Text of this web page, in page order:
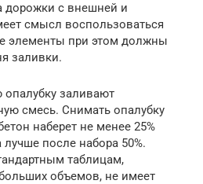
дорожки с внешней и
смысл воспользоваться
элементы при этом должны
заливки.
заливают
смесь. Снимать опалубку
наберет не менее 25%
после набора 50%.
таблицам,
объемов, не имеет